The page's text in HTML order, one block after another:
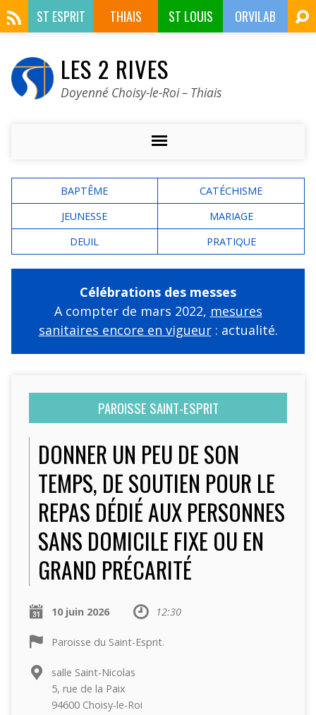
ST ESPRIT THIAIS ST LOUIS ORVILAB
LES 2 RIVES
Doyenné Choisy-le-Roi – Thiais
BAPTÊME
CATÉCHISME
JEUNESSE
MARIAGE
DEUIL
PRATIQUE
Célébrations des messes
A compter de mars 2022, mesures
sanitaires encore en vigueur: actualité.
PAROISSE SAINT-ESPRIT
DONNER UN PEU DE SON
TEMPS, DE SOUTIEN POUR LE
REPAS DÉDIÉ AUX PERSONNES
SANS DOMICILE FIXE OU EN
GRAND PRÉCARITÉ
10 juin 2026 12:30
Paroisse du Saint-Esprit.
salle Saint-Nicolas
5, rue de la Paix
94600 Choisy-le-Roi